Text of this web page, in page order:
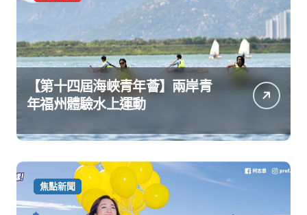
【第十四屆海峽青年薈】兩岸青
年福州體驗水上運動
焦點新聞